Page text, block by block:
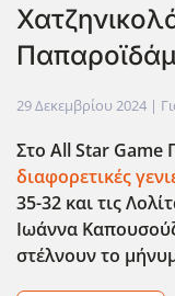
29 Δεκεμβρίου 2024 |
Στο AllStar Game
διαφορετικές
35-32 και τις
Ιωάννα
στέλνουν το